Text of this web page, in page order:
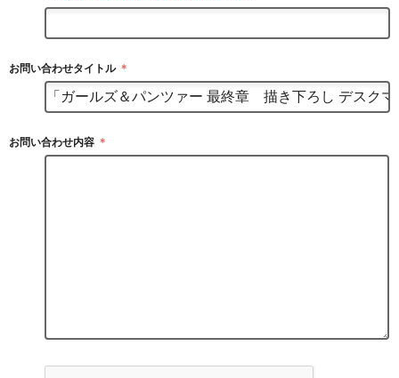
お問い合わせタイトル ＊
お問い合わせ内容 ＊